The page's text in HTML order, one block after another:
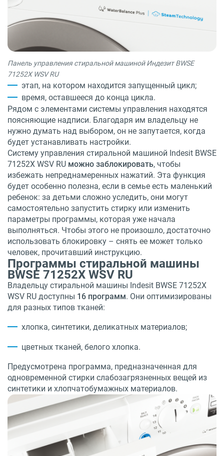
Панель управления стиральной машиной Индезит BWSE
71252X WSV RU
этап, на котором находится запущенный цикл;
время, оставшееся до конца цикла.
Рядом с элементами системы управления находятся
поясняющие надписи. Благодаря им владельцу не
нужно думать над выбором, он не запутается, когда
будет устанавливать настройки.
Систему управления стиральной машиной Indesit BWSE
71252X WSV RU можно заблокировать, чтобы
избежать непреднамеренных нажатий. Эта функция
будет особенно полезна, если в семье есть маленький
ребенок: за детьми сложно уследить, они могут
самостоятельно запустить стирку или изменить
параметры программы, которая уже начала
выполняться. Чтобы этого не произошло, достаточно
использовать блокировку – снять ее может только
человек, прочитавший инструкцию.
Программы стиральной машины
BWSE 71252X WSV RU
Владельцу стиральной машины Indesit BWSE 71252X
WSV RU доступны 16 программ. Они оптимизированы
для разных типов тканей:
хлопка, синтетики, деликатных материалов;
цветных тканей, белого хлопка.
Предусмотрена программа, предназначенная для
одновременной стирки слабозагрязненных вещей из
синтетики и хлопчатобумажных материалов.